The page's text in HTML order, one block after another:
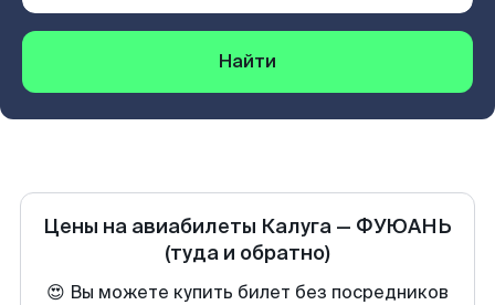
Найти
Цены на авиабилеты Калуга — ФУЮАНЬ
(туда и обратно)
😍 Вы можете купить билет без посредников